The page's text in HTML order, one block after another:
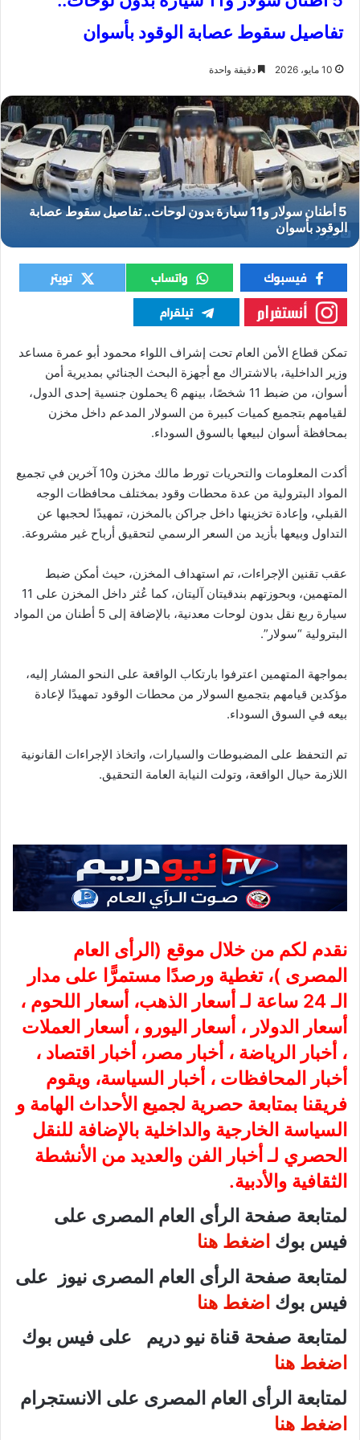
تفاصيل سقوط عصابة الوقود بأسوان
10 مايو، 2026 دقيقة واحدة
سولار
تمكن قطاع الأمن العام تحت إشراف اللواء محمود أبو عمرة مساعد
وزير الداخلية، بالاشتراك مع أجهزة البحث الجنائي بمديرية أمن
أسوان، من ضبط 11 شخصًا، بينهم 6 يحملون جنسية إحدى الدول،
لقيامهم بتجميع كميات كبيرة من السولار المدعم داخل مخزن
بمحافظة أسوان لبيعها بالسوق السوداء.
أكدت المعلومات والتحريات تورط مالك مخزن و10 آخرين في تجميع
المواد البترولية من عدة محطات وقود بمختلف محافظات الوجه
القبلي، وإعادة تخزينها داخل جراكن بالمخزن، تمهيدًا لحجبها عن
التداول وبيعها بأزيد من السعر الرسمي لتحقيق أرباح غير مشروعة.
عقب تقنين الإجراءات، تم استهداف المخزن، حيث أمكن ضبط
المتهمين، وبحوزتهم بندقيتان آليتان، كما عُثر داخل المخزن على 11
سيارة ربع نقل بدون لوحات معدنية، بالإضافة إلى 5 أطنان من المواد
البترولية “سولار”.
بمواجهة المتهمين اعترفوا بارتكاب الواقعة على النحو المشار إليه،
مؤكدين قيامهم بتجميع السولار من محطات الوقود تمهيدًا لإعادة
بيعه في السوق السوداء.
تم التحفظ على المضبوطات والسيارات، واتخاذ الإجراءات القانونية
اللازمة حيال الواقعة، وتولت النيابة العامة التحقيق.
نقدم لكم من خلال موقع ( الرأى العام
المصرى )، تغطية ورصدًا مستمرًّا على مدار
الـ 24 ساعة لـ أسعار الذهب، أسعار اللحوم ،
أسعار الدولار ، أسعار اليورو ، أسعار العملات
، أخبار الرياضة ، أخبار مصر، أخبار اقتصاد ،
أخبار المحافظات ، أخبار السياسة، ويقوم
فريقنا بمتابعة حصرية لجميع الأحداث الهامة و
السياسة الخارجية والداخلية بالإضافة للنقل
الحصري لـ أخبار الفن والعديد من الأنشطة
الثقافية والأدبية.
لمتابعة صفحة الرأى العام المصرى على
فيس بوك اضغط هنا
لمتابعة صفحة الرأى العام المصرى نيوز على
فيس بوك اضغط هنا
لمتابعة صفحة قناة نيو دريم على فيس بوك
اضغط هنا
لمتابعة الرأى العام المصرى على الانستجرام
اضغط هنا